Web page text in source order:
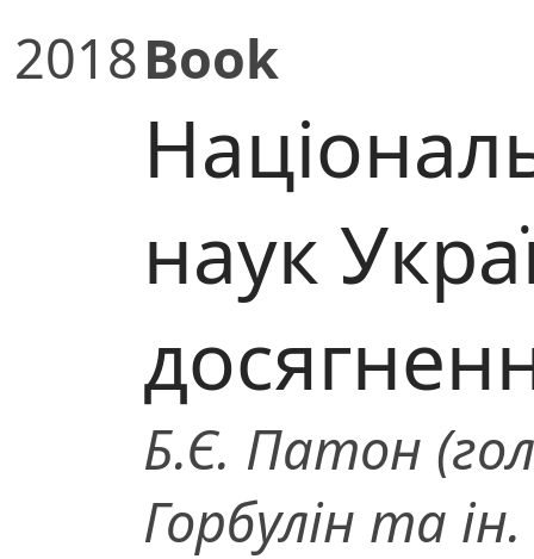
2018Book
наук
Б.Є. Патон
Горбулін та ін.